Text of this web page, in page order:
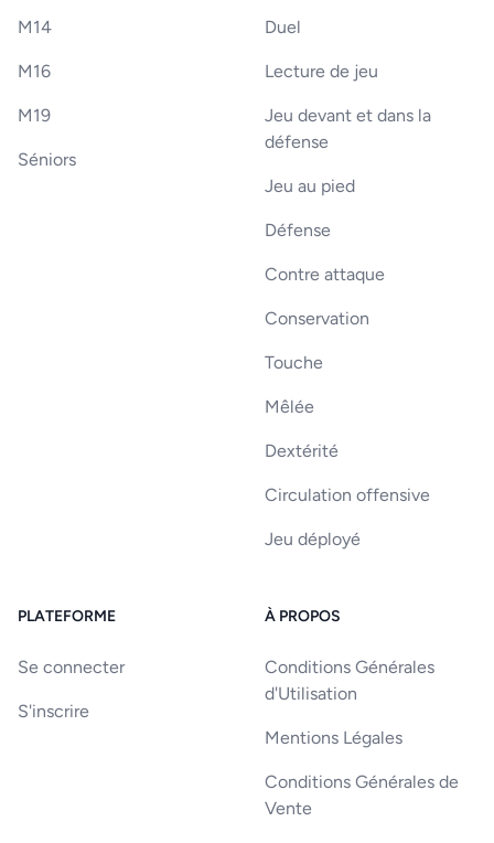
M14
M16
M19
Séniors
Duel
Lecture de jeu
Jeu devant et dans la
défense
Jeu au pied
Défense
Contre attaque
Conservation
Touche
Mêlée
Dextérité
Circulation offensive
Jeu déployé
PLATEFORME
Se connecter
S'inscrire
À PROPOS
Conditions Générales
d'Utilisation
Mentions Légales
Conditions Générales de
Vente